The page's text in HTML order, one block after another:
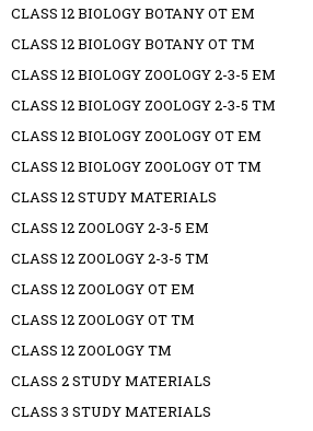
CLASS 12 BIOLOGY BOTANY OT EM
CLASS 12 BIOLOGY BOTANY OT TM
CLASS 12 BIOLOGY ZOOLOGY 2-3-5 EM
CLASS 12 BIOLOGY ZOOLOGY 2-3-5 TM
CLASS 12 BIOLOGY ZOOLOGY OT EM
CLASS 12 BIOLOGY ZOOLOGY OT TM
CLASS 12 STUDY MATERIALS
CLASS 12 ZOOLOGY 2-3-5 EM
CLASS 12 ZOOLOGY 2-3-5 TM
CLASS 12 ZOOLOGY OT EM
CLASS 12 ZOOLOGY OT TM
CLASS 12 ZOOLOGY TM
CLASS 2 STUDY MATERIALS
CLASS 3 STUDY MATERIALS